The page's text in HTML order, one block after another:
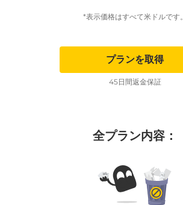
*表示価格はすべて米ドルです。
プランを取得
45日間返金保証
全プラン内容：